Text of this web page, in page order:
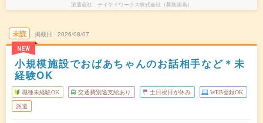
派遣会社 テイケイワークス株式会社（募集担当）
未読
NEW
掲載日 2026/08/07
小規模施設でおばあちゃんのお話相手など＊未
経験OK
職種未経験OK 交通費別途支給あり 土日祝日が休み WEB登録OK
派遣